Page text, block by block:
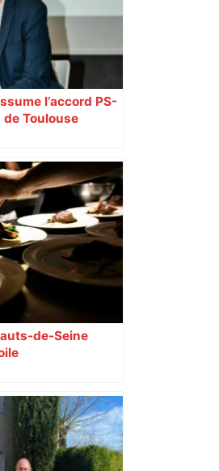
l’accord PS-
de Toulouse
de-Seine